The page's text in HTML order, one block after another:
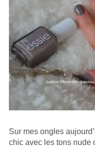
Sur mes ongles
chic avec les tons nude